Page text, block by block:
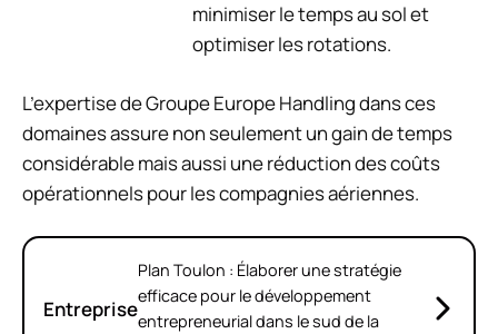
minimiser le temps au sol et
optimiser les rotations.
L’expertise de Groupe Europe Handling dans ces
domaines assure non seulement un gain de temps
considérable mais aussi une réduction des coûts
opérationnels pour les compagnies aériennes.
Entreprise
Plan Toulon : Élaborer une stratégie
efficace pour le développement
entrepreneurial dans le sud de la